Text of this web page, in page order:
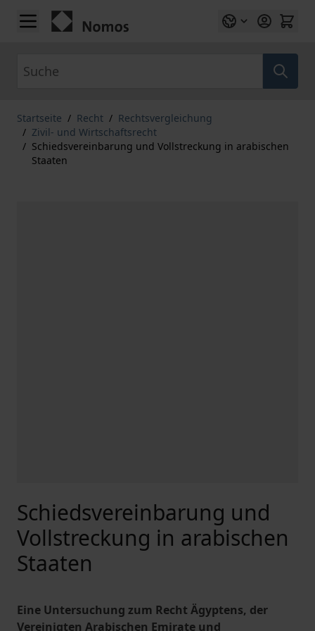
Zum Inhalt springen
Startseite / Recht / Rechtsvergleichung
/ Zivil- und Wirtschaftsrecht
/ Schiedsvereinbarung und Vollstreckung in arabischen
Staaten
Schiedsvereinbarung und
Vollstreckung in arabischen
Staaten
Eine Untersuchung zum Recht Ägyptens, der
Vereinigten Arabischen Emirate und